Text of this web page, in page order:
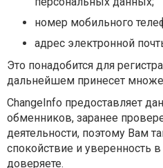
номер мобильного
адрес электронной
Это понадобится для
дальнейшем принесет
ChangeInfo предоставляет
обменников, заранее
деятельности, поэтому Вам
спокойствие и уверенность
доверяете.